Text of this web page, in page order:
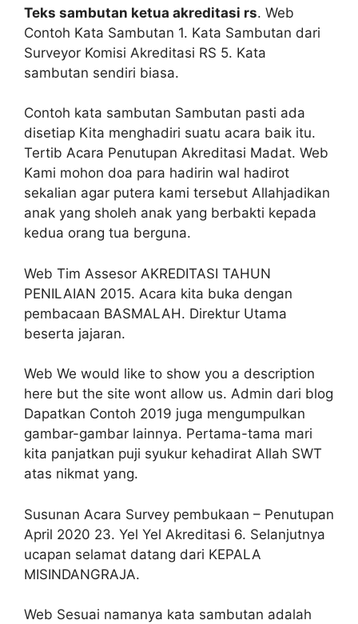
Teks sambutan ketua akreditasi rs. Web
Contoh Kata Sambutan 1. Kata Sambutan dari
Surveyor Komisi Akreditasi RS 5. Kata
sambutan sendiri biasa.
Contoh kata sambutan Sambutan pasti ada
disetiap Kita menghadiri suatu acara baik itu.
Tertib Acara Penutupan Akreditasi Madat. Web
Kami mohon doa para hadirin wal hadirot
sekalian agar putera kami tersebut Allahjadikan
anak yang sholeh anak yang berbakti kepada
kedua orang tua berguna.
Web Tim Assesor AKREDITASI TAHUN
PENILAIAN 2015. Acara kita buka dengan
pembacaan BASMALAH. Direktur Utama
beserta jajaran.
Web We would like to show you a description
here but the site wont allow us. Admin dari blog
Dapatkan Contoh 2019 juga mengumpulkan
gambar-gambar lainnya. Pertama-tama mari
kita panjatkan puji syukur kehadirat Allah SWT
atas nikmat yang.
Susunan Acara Survey pembukaan – Penutupan
April 2020 23. Yel Yel Akreditasi 6. Selanjutnya
ucapan selamat datang dari KEPALA
MISINDANGRAJA.
Web Sesuai namanya kata sambutan adalah